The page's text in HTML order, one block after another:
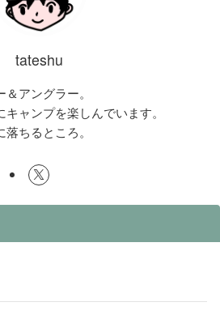
tateshu
アングラー。
ャンプを楽しんでいます。
ちるところ。